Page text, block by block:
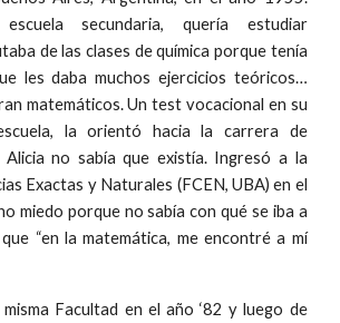
secundaria, quería estudiar
de las clases de química porque tenía
les daba muchos ejercicios teóricos…
matemáticos. Un test vocacional en su
la orientó hacia la carrera de
Alicia no sabía que existía. Ingresó a la
Exactas y Naturales (FCEN, UBA) en el
miedo porque no sabía con qué se iba a
“en la matemática, me encontré a mí
Facultad en el año ‘82 y luego de